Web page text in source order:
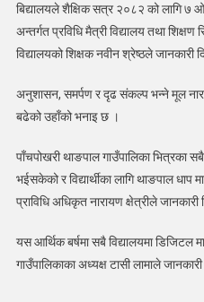
बिद्यालयले शैक्षिक सत्र २०८२ को लागि ७
अन्तर्गत प्रविधि मैत्री विद्यालय तथा
विद्यालयको शिक्षक नवीन श्रेष्ठले जानकारी
अनुशासन, समर्पण र दृढ संकल्प भन्ने मूल नारा
बढेको उहाँको भनाइ छ ।
पाँचपोखरी थाङपाल गाउँपालिका भित्रका
भईसकेको र विद्यार्थीका लागि थाङपाल धाप
प्राविधि अधिकृत नारायण क्षेत्रीले जानकारी
यस आर्थिक बर्षमा सबै विद्यालयमा डिजिटल
गाउँपालिकाका अध्यक्ष टासी लामाले